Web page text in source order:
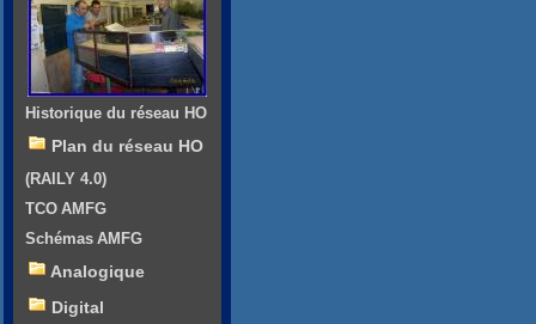
Historique du réseau HO
Plan du réseau HO
(RAILY 4.0)
TCO AMFG
Schémas AMFG
Analogique
Digital